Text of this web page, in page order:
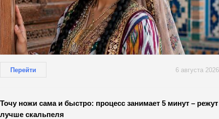
Перейти 6 августа 2026
Точу ножи сама и быстро: процесс занимает 5 минут – режут
лучше скальпеля